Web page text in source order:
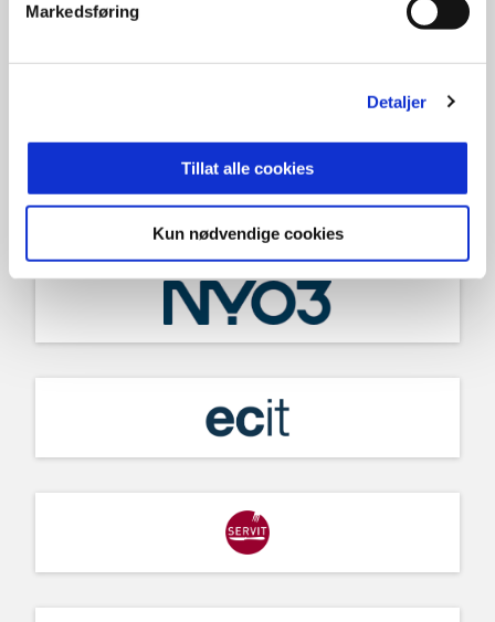
Markedsføring
Detaljer
Tillat alle cookies
Kun nødvendige cookies